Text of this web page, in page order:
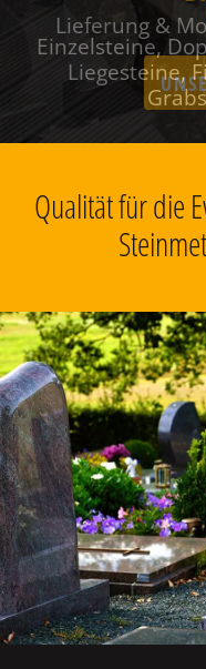
Einzelsteine,
Liegesteine,
Qualität für die